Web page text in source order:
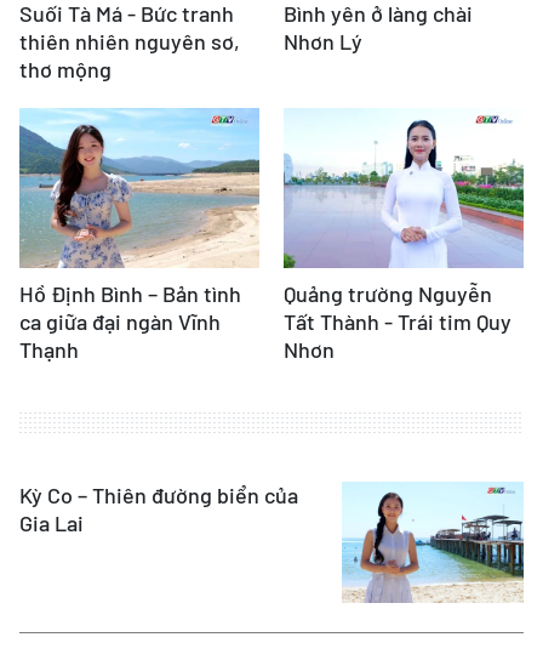
Suối Tà Má - Bức tranh
thiên nhiên nguyên sơ,
thơ mộng
Bình yên ở làng chài
Nhơn Lý
Hồ Định Bình – Bản tình
ca giữa đại ngàn Vĩnh
Thạnh
Quảng trường Nguyễn
Tất Thành - Trái tim Quy
Nhơn
Kỳ Co – Thiên đường biển của
Gia Lai